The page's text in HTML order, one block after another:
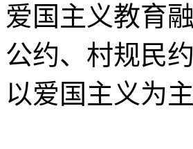
爱国主义教育
公约、村规民
以爱国主义为